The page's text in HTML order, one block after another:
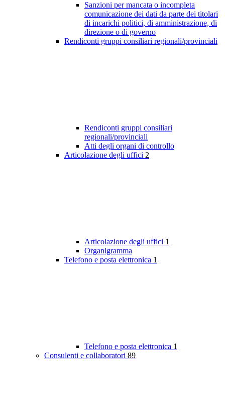
Sanzioni per mancata o incompleta
comunicazione dei dati da parte dei titolari
di incarichi politici, di amministrazione, di
direzione o di governo
Rendiconti gruppi consiliari regionali/provinciali
Rendiconti gruppi consiliari
regionali/provinciali
Atti degli organi di controllo
Articolazione degli uffici 2
Articolazione degli uffici 1
Organigramma
Telefono e posta elettronica 1
Telefono e posta elettronica 1
Consulenti e collaboratori 89